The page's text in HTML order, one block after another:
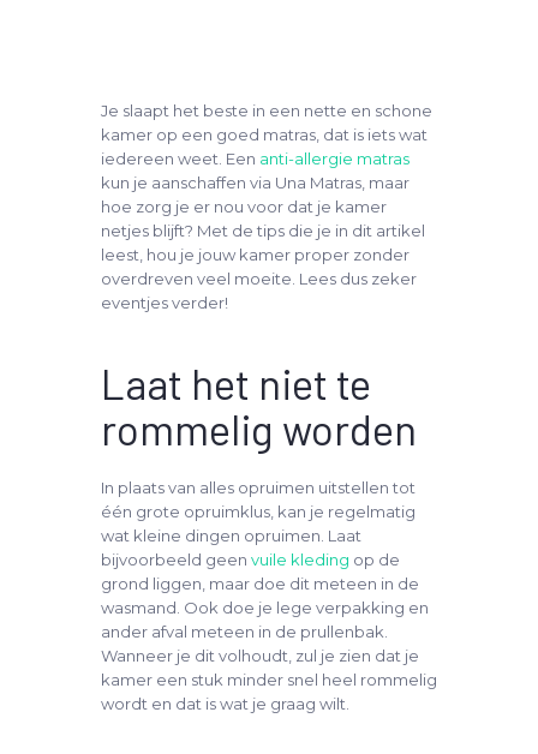
Je slaapt het beste in een nette en schone
kamer op een goed matras, dat is iets wat
iedereen weet. Een anti-allergie matras
kun je aanschaffen via Una Matras, maar
hoe zorg je er nou voor dat je kamer
netjes blijft? Met de tips die je in dit artikel
leest, hou je jouw kamer proper zonder
overdreven veel moeite. Lees dus zeker
eventjes verder!
Laat het niet te
rommelig worden
In plaats van alles opruimen uitstellen tot
één grote opruimklus, kan je regelmatig
wat kleine dingen opruimen. Laat
bijvoorbeeld geen vuile kleding op de
grond liggen, maar doe dit meteen in de
wasmand. Ook doe je lege verpakking en
ander afval meteen in de prullenbak.
Wanneer je dit volhoudt, zul je zien dat je
kamer een stuk minder snel heel rommelig
wordt en dat is wat je graag wilt.